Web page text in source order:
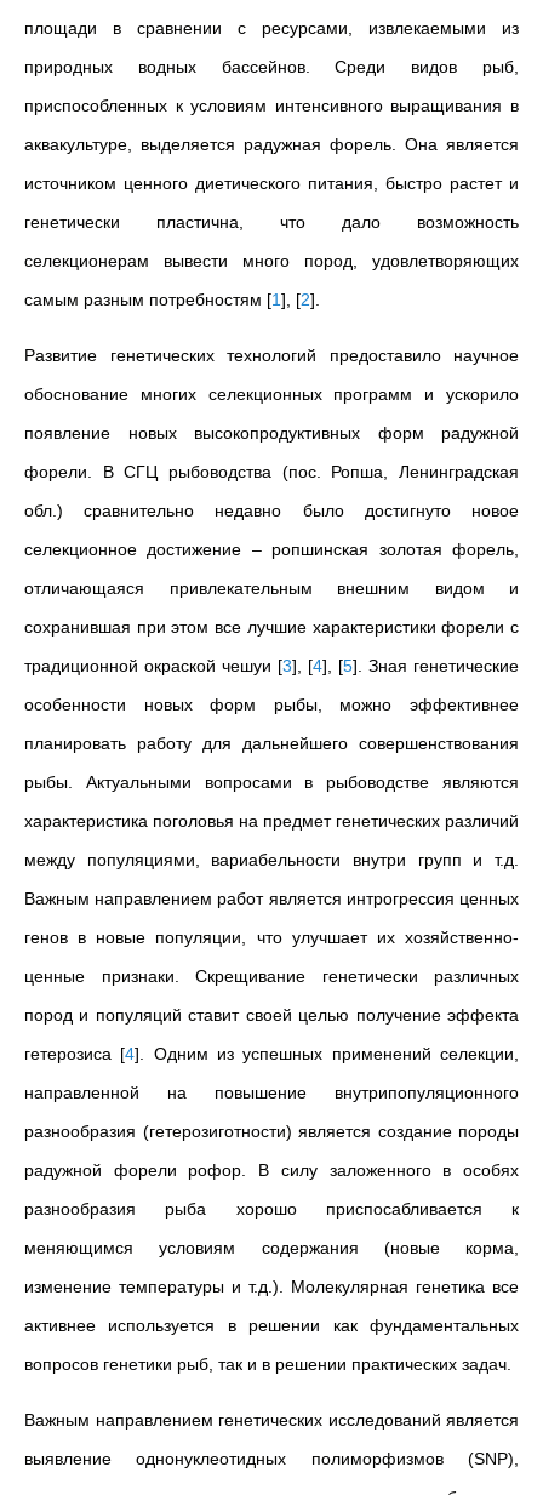
площади в сравнении с ресурсами, извлекаемыми из
природных водных бассейнов.
Среди видов рыб,
приспособленных к условиям интенсивного выращивания в
аквакультуре, выделяется радужная форель. Она является
источником ценного диетического питания, быстро растет и
генетически пластична, что дало возможность
селекционерам вывести много пород, удовлетворяющих
самым разным потребностям [1] [2]
Развитие генетических технологий предоставило научное
обоснование многих селекционных программ и ускорило
появление новых высокопродуктивных форм радужной
форели. В СГЦ рыбоводства (пос. Ропша, Ленинградская
обл.) сравнительно недавно было достигнуто новое
селекционное достижение – ропшинская золотая форель,
отличающаяся привлекательным внешним видом и
сохранившая при этом все лучшие характеристики форели с
традиционной окраской чешуи [3] [4] [5]
Зная генетические
особенности новых форм рыбы, можно эффективнее
планировать работу для дальнейшего совершенствования
рыбы. Актуальными вопросами в рыбоводстве являются
характеристика поголовья на предмет генетических различий
между популяциями, вариабельности внутри групп и т.д.
Важным направлением работ является интрогрессия ценных
генов в новые популяции, что улучшает их хозяйственно-
ценные признаки. Скрещивание генетически различных
пород и популяций ставит своей целью получение эффекта
гетерозиса [4] . Одним из успешных применений селекции,
направленной на повышение внутрипопуляционного
разнообразия (гетерозиготности) является создание породы
радужной форели рофор. В силу заложенного в особях
разнообразия рыба хорошо приспосабливается к
меняющимся условиям содержания (новые корма,
изменение температуры и т.д.). Молекулярная генетика все
активнее используется в решении как фундаментальных
вопросов генетики рыб, так и в решении практических задач.
Важным направлением генетических исследований является
выявление однонуклеотидных полиморфизмов (SNP),